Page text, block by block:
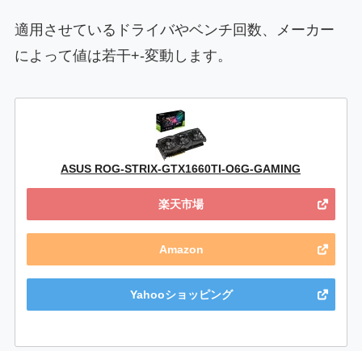
適用させているドライバやベンチ回数、メーカー
によって値は若干+-変動します。
ASUS ROG-STRIX-GTX1660TI-O6G-GAMING
楽天市場
Amazon
Yahooショッピング